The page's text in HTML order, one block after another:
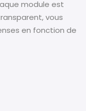
module est
vous
en fonction de